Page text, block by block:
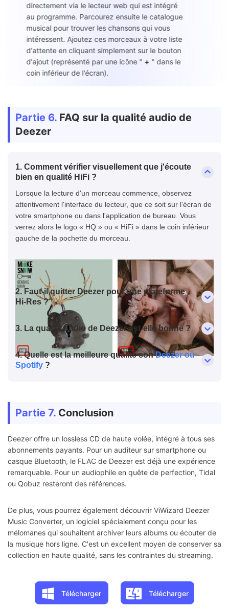
directement via le lecteur web qui est intégré
au programme. Parcourez ensuite le catalogue
musical pour trouver les chansons qui vous
intéressent. Ajoutez ces morceaux à votre liste
d'attente en cliquant simplement sur le bouton
d'ajout (représenté par une icône " + " dans le
coin inférieur de l'écran).
Partie 6. FAQ sur la qualité audio de
Deezer
1. Comment vérifier visuellement que j'écoute
bien en qualité HiFi ?
Lorsque la lecture d'un morceau commence, observez
attentivement l'interface du lecteur, que ce soit sur l'écran de
votre smartphone ou dans l'application de bureau. Vous
verrez alors le logo « HQ » ou « HiFi » dans le coin inférieur
gauche de la pochette du morceau.
2. Faut-il quitter Deezer pour une plateforme
Hi-Res ?
3. La qualité audio de Deezer est-elle bonne ?
4. Quelle est la meilleure qualité sonDeezer ou
Spotify ?
Partie 7. Conclusion
Deezer offre un lossless CD de haute volée, intégré à tous ses
abonnements payants. Pour un auditeur sur smartphone ou
casque Bluetooth, le FLAC de Deezer est déjà une expérience
remarquable. Pour un audiophile en quête de perfection, Tidal
ou Qobuz resteront des références.
De plus, vous pourrez également découvrir ViWizard Deezer
Music Converter, un logiciel spécialement conçu pour les
mélomanes qui souhaitent archiver leurs albums ou écouter de
la musique hors ligne. C'est un excellent moyen de conserver sa
collection en haute qualité, sans les contraintes du streaming.
Télécharger Télécharger